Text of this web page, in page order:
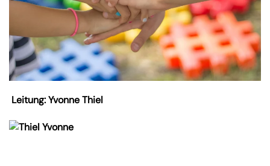
Leitung: Yvonne Thiel